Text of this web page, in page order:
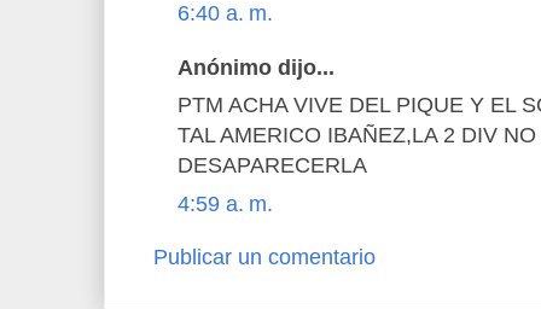
6:40 a. m.
Anónimo dijo...
PTM ACHA VIVE DEL PIQUE Y EL
TAL AMERICO IBAÑEZ,LA 2 DIV
DESAPARECERLA
4:59 a. m.
Publicar un comentario